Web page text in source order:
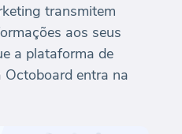
transmitem
aos seus
a plataforma de
entra na